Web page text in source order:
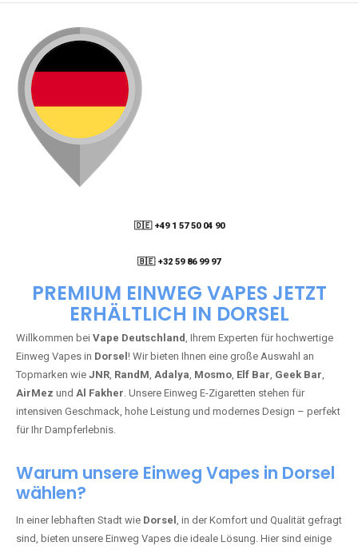
🇩🇪 +49 1 57 50 04 90
🇧🇪 +32 59 86 99 97
PREMIUM EINWEG VAPES JETZT
ERHÄLTLICH IN DORSEL
Willkommen bei Vape Deutschland, Ihrem Experten für hochwertige
Einweg Vapes in Dorsel ! Wir bieten Ihnen eine große Auswahl an
Topmarken wie JNR, RandM, Adalya, Mosmo, Elf Bar, Geek Bar,
AirMez und Al Fakher. Unsere Einweg E-Zigaretten stehen für
intensiven Geschmack, hohe Leistung und modernes Design – perfekt
für Ihr Dampferlebnis.
Warum unsere Einweg Vapes in Dorsel
wählen?
In einer lebhaften Stadt wie Dorsel , in der Komfort und Qualität gefragt
sind, bieten unsere Einweg Vapes die ideale Lösung. Hier sind einige